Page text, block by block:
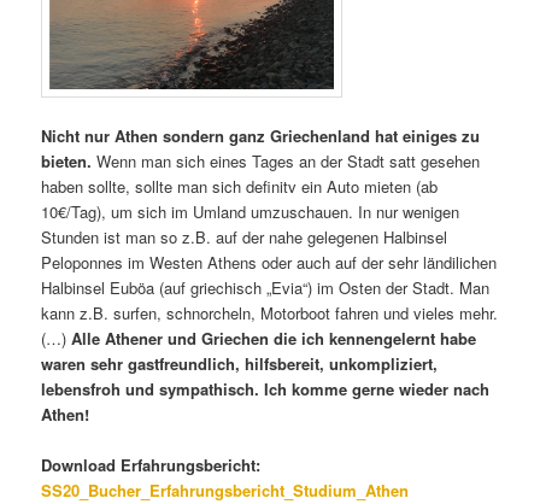
Nicht nur Athen sondern ganz Griechenland hat einiges zu
bieten.Wenn man sich eines Tages an der Stadt satt gesehen
haben sollte, sollte man sich definitv ein Auto mieten (ab
10€/Tag), um sich im Umland umzuschauen. In nur wenigen
Stunden ist man so z.B. auf der nahe gelegenen Halbinsel
Peloponnes im Westen Athens oder auch auf der sehr ländilichen
Halbinsel Euböa (auf griechisch „Evia“) im Osten der Stadt. Man
kann z.B. surfen, schnorcheln, Motorboot fahren und vieles mehr.
(…)Alle Athener und Griechen die ich kennengelernt habe
waren sehr gastfreundlich, hilfsbereit, unkompliziert,
lebensfroh und sympathisch. Ich komme gerne wieder nach
Athen!
Download Erfahrungsbericht:
SS20_Bucher_Erfahrungsbericht_Studium_Athen